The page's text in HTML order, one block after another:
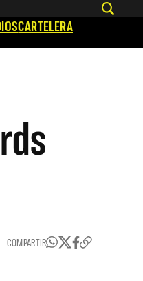
CARTELERA
COMPARTIR